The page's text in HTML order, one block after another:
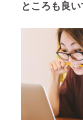
ところも良い